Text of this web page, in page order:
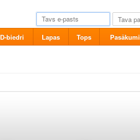
D-biedri Lapas Tops Pasākumi